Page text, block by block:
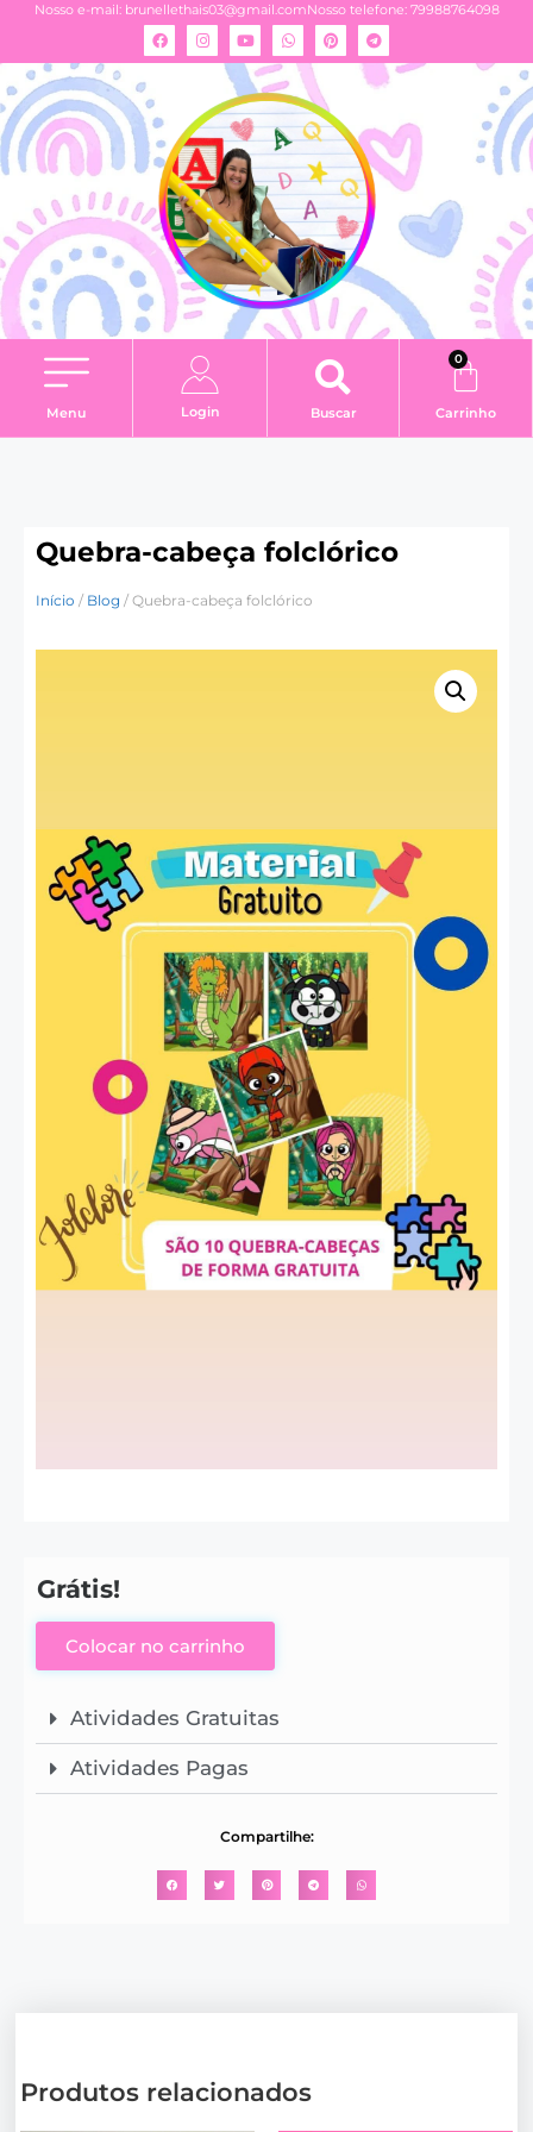
Nosso e-mail: brunellethais03@gmail.comNosso telefone: 79988764098
Menu Login Buscar
0
Carrinho
Quebra-cabeça folclórico
Início / Blog / Quebra-cabeça folclórico
Grátis!
Colocar no carrinho
Atividades Gratuitas
Atividades Pagas
Compartilhe:
Produtos relacionados